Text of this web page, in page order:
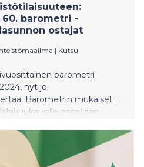
barometri -
ostajat
| Kutsu
barometri
nyt jo
Barometrin mukaiset
esitellään
toimitusjohtaja Mika
henkilöasiakkaiden
Takala. Erityisteemana